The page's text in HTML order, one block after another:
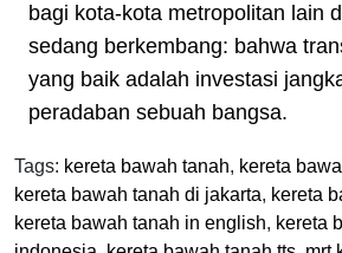
bagi kota-kota metropolitan lain
sedang berkembang: bahwa
yang baik adalah investasi
peradaban sebuah bangsa.
Tags: kereta bawah tanah, kereta
kereta bawah tanah di jakarta, kereta
kereta bawah tanah in english, kereta